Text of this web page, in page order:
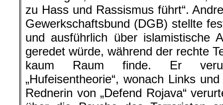
zu Hass und Rassismus führt“.
Gewerkschaftsbund (DGB) stellte
und ausführlich über islamistische
geredet würde, während der rechte
kaum Raum finde. Er
„Hufeisentheorie“, wonach Links
Rednerin von „Defend Rojava“